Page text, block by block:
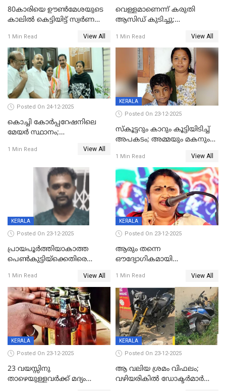
80കാരിയെ ഊൺമേശയുടെ
കാലിൽ കെട്ടിയിട്ട് സ്വർണവും
കൊച്ചുമകനും സുഹൃത്തും
അറസ്റ്റിൽ
1 Min Read View All
വെള്ളമാണെന്ന് കരുതി
ആസിഡ് കുടിച്ചു;
മരിച്ചു
1 Min Read View All
Posted On 24-12-2025
കൊച്ചി കോര്‍പ്പറേഷനിലെ
മേയര്‍ സ്ഥാനം;
രൂക്ഷം
1 Min Read View All
KERALA
Posted On 23-12-2025
സ്കൂട്ടറും കാറും കൂട്ടിയിടിച്ച്
അപകടം; അമ്മയും മകനും
ഗുരുതരാവസ്ഥയിൽ
1 Min Read View All
KERALA
Posted On 23-12-2025
പ്രായപൂർത്തിയാകാത്ത
പെൺകുട്ടിയ്ക്കെതിരെ
59 വർഷം തടവും 90,൦൦൦ രൂപ
പിഴയും ശിക്ഷ
1 Min Read View All
KERALA
Posted On 23-12-2025
ആരും തന്നെ
ഔദ്യോഗികമായി
കണ്ടെത്താൻ ഇന്ന് കോർ
കമ്മിറ്റി കൂടിയില്ല';
അതൃപ്തിയുമായി ദീപ്തി മേരി
വർഗീസ്
1 Min Read View All
KERALA
Posted On 23-12-2025
23 വയസ്സിനു
താഴെയുള്ളവർക്ക് മദ്യം
KERALA
Posted On 23-12-2025
ആ വലിയ ശ്രമം വിഫലം;
വഴിയരികില്‍ ‌ഡോക്ടര്‍മാര്‍